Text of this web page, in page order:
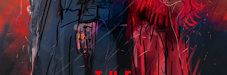
THE PENGUIN